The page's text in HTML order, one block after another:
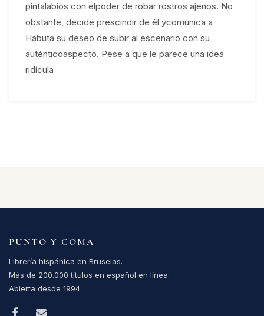
pintalabios con elpoder de robar rostros ajenos. No
obstante, decide prescindir de él ycomunica a
Habuta su deseo de subir al escenario con su
auténticoaspecto. Pese a que le parece una idea
ridícula
PUNTO Y COMA
Librería hispánica en Bruselas.
Más de 200.000 títulos en español en línea.
Abierta desde 1994.